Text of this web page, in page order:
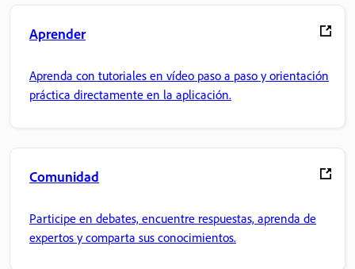
Aprender
Aprenda con tutoriales en vídeo paso a paso y orientación
práctica directamente en la aplicación.
Comunidad
Participe en debates, encuentre respuestas, aprenda de
expertos y comparta sus conocimientos.